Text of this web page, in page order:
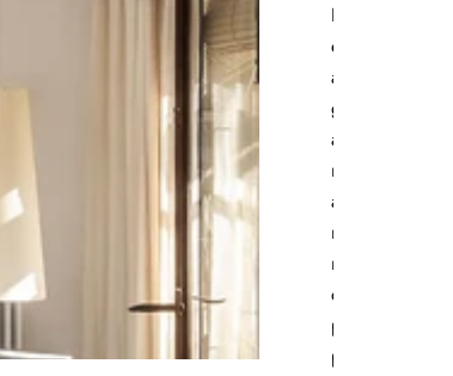
escoger
alfombras
generosas que
acompañen el
mobiliario, una
alfombra que
no cubra al
menos el largo
del sofá
principal
parecer